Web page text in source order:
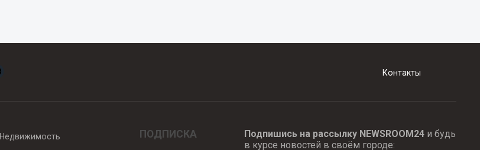
Контакты
Недвижимость ПОДПИСКА Подпишись на рассылку NEWSROOM24и будь
в курсе новостей в своём городе: